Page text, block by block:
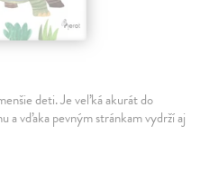
deti. Je veľká akurát do
a vďaka pevným stránkam vydrží aj